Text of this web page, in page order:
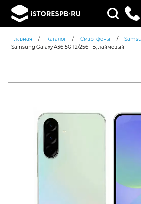
Поиск
товаров
Главная / Каталог / Смартфоны /
Samsung Galaxy A36 5G 12/256 ГБ, лаймовый